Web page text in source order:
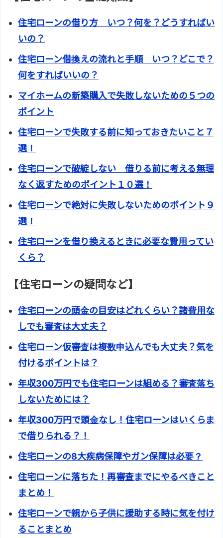
住宅ローンの借り方 いつ？何を？どうすればい
いの？
住宅ローン借換えの流れと手順 いつ？どこで？
何をすればいいの？
マイホームの新築購入で失敗しないための５つの
ポイント
住宅ローンで失敗する前に知っておきたいこと７
選！
住宅ローンで破綻しない 借りる前に考える無理
なく返すためのポイント１０選！
住宅ローンで絶対に失敗しないためのポイント９
選！
住宅ローンを借り換えるときに必要な費用ってい
くら？
【住宅ローンの疑問など】
住宅ローンの頭金の目安はどれくらい？諸費用な
しでも審査は大丈夫？
住宅ローン仮審査は複数申込んでも大丈夫？気を
付けるポイントは？
年収300万円でも住宅ローンは組める？審査落ち
しないためには？
年収300万円で頭金なし！住宅ローンはいくらま
で借りられる？！
住宅ローンの8大疾病保障やガン保障は必要？
住宅ローンに落ちた！再審査までにやるべきこと
まとめ！
住宅ローンで親から子供に援助する時に気を付け
ることまとめ